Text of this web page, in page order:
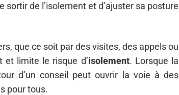
sortir de l’isolement et d’ajuster sa posture
que ce soit par des visites, des appels ou
et limite le risque d’isolement. Lorsque la
d’un conseil peut ouvrir la voie à des
pour tous.